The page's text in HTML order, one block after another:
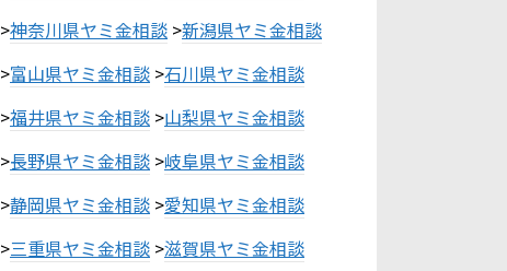
>神奈川県ヤミ金相談 >新潟県ヤミ金相談
>富山県ヤミ金相談 >石川県ヤミ金相談
>福井県ヤミ金相談 >山梨県ヤミ金相談
>長野県ヤミ金相談 >岐阜県ヤミ金相談
>静岡県ヤミ金相談 >愛知県ヤミ金相談
>三重県ヤミ金相談 >滋賀県ヤミ金相談